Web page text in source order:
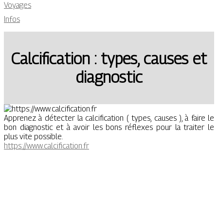
Voyages
Infos
Calcification : types, causes et
diagnostic
Apprenez à détecter la calcification ( types, causes ), à faire le
bon diagnostic et à avoir les bons réflexes pour la traiter le
plus vite possible.
https://www.calcification.fr